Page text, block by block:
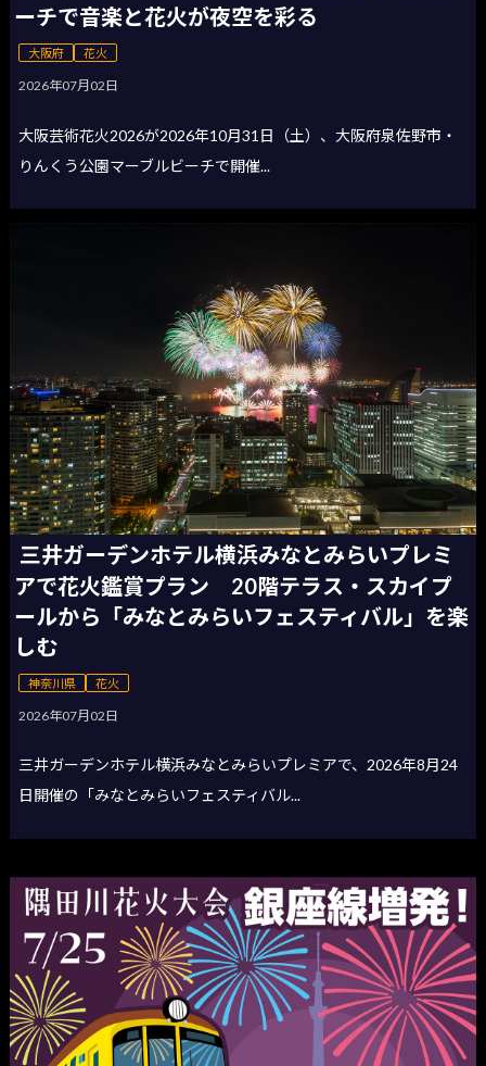
ーチで音楽と花火が夜空を彩る
大阪府 花火
2026年07月02日
大阪芸術花火2026が2026年10月31日（土）、大阪府泉佐野市・
りんくう公園マーブルビーチで開催...
三井ガーデンホテル横浜みなとみらいプレミ
アで花火鑑賞プラン 20階テラス・スカイプ
ールから「みなとみらいフェスティバル」を楽
しむ
神奈川県 花火
2026年07月02日
三井ガーデンホテル横浜みなとみらいプレミアで、2026年8月24
日開催の「みなとみらいフェスティバル...